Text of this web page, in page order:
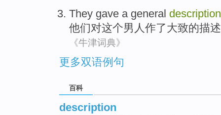
They gave a general description
他们对这个男人作了大致的描述
《牛津词典》
更多双语例句
百科
description